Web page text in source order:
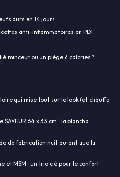
durs en 14 jours
anti-inflammatoires en PDF
minceur ou un piège à calories ?
qui mise tout sur le look (et chauffe
64 x 33 cm : la plancha
de fabrication nuit autant que la
et MSM : un trio clé pour le confort